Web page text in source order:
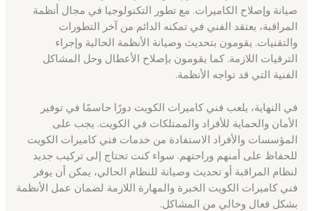
صيانة وإصلاح الكاميرات. مع تطور التكنولوجيا في مجال أنظمة
المراقبة، يعتقد الفني في تمكنه الدائم من آخر التطورات
والتقنيات. يقومون بتحديث وصيانة الأنظمة الحالية وإجراء
الترقيات اللازمة. كما يقومون بإصلاح الأعطال وحل المشاكل
الفنية التي قد تواجه الأنظمة.
في النهاية، يلعب فني كاميرات الكويت دورًا حاسمًا في توفير
الأمان والحماية للأفراد والممتلكات في الكويت. يجب على
المؤسسات والأفراد الاستفادة من خدمات فني كاميرات الكويت
للحفاظ على أمنهم وراحتهم. سواء كنت تحتاج إلى تركيب جديد
لنظام المراقبة أو تحديث وصيانة للنظام الحالي، يمكن أن يوفر
فني كاميرات الكويت الخبرة والمهارة اللازمة لضمان عمل الأنظمة
بشكل فعال وخالي من المشاكل.